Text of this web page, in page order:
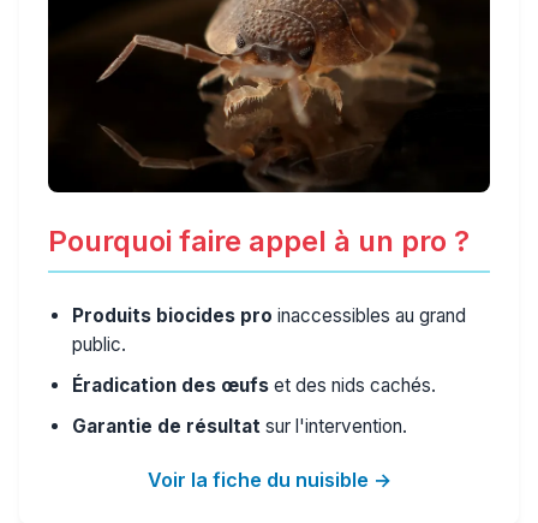
Pourquoi faire appel à un pro ?
Produits biocides pro inaccessibles au grand
public.
Éradication des œufs et des nids cachés.
Garantie de résultat sur l'intervention.
Voir la fiche du nuisible →